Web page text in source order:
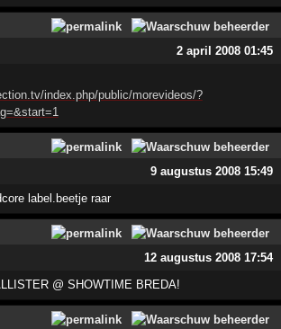
2 april 2008 01:45
index.php/public/morevideos/?
9 augustus 2008 15:49
label.beetje raar
12 augustus 2008 17:54
@ SHOWTIME BREDA!